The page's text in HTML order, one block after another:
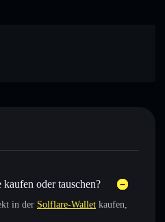
oder tauschen?
in der Solflare-Wallet kaufen,